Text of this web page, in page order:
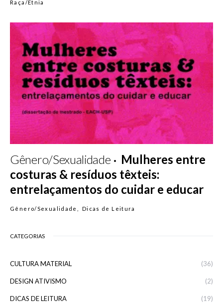
Raça/Etnia
Gênero/Sexualidade
Mulheres entre
costuras & resíduos têxteis:
entrelaçamentos do cuidar e educar
Gênero/Sexualidade Dicas de Leitura
CATEGORIAS
CULTURA MATERIAL (36)
DESIGN ATIVISMO (2)
DICAS DE LEITURA (19)